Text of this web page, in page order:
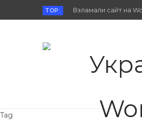
TOP: Взламали сайт на
Tag